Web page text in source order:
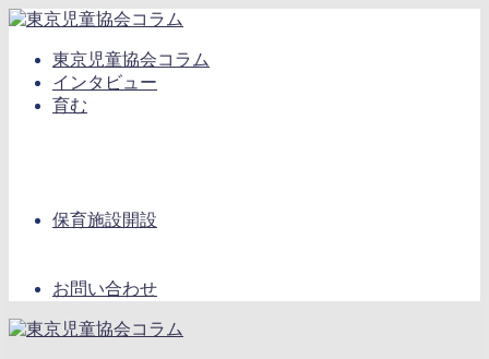
東京児童協会コラム
インタビュー
育む
保育施設開設
お問い合わせ